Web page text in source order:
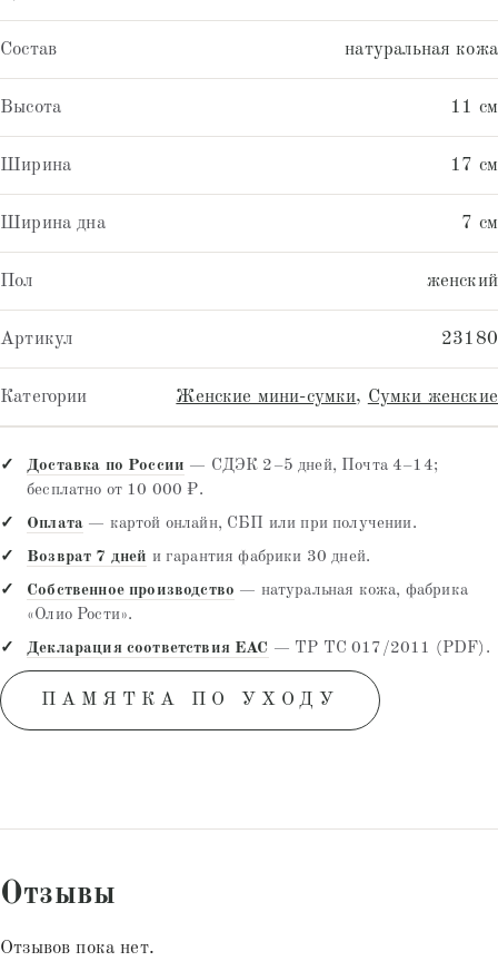
Состав натуральная кожа
Высота 11 см
Ширина 17 см
Ширина дна 7 см
Пол женский
Артикул 23180
Категории Женские мини-сумки, Сумки женские
Доставка по России — СДЭК 2–5 дней, Почта 4–14;
бесплатно от 10 000 ₽.
Оплата — картой онлайн, СБП или при получении.
Возврат 7 дней и гарантия фабрики 30 дней.
Собственное производство — натуральная кожа, фабрика
«Олио Рости».
Декларация соответствия EAC — ТР ТС 017/2011 (PDF).
ПАМЯТКА ПО УХОДУ
Отзывы
Отзывов пока нет.